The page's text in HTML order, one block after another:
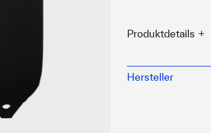
Produktdetails
Acrylüberzügen
Hersteller